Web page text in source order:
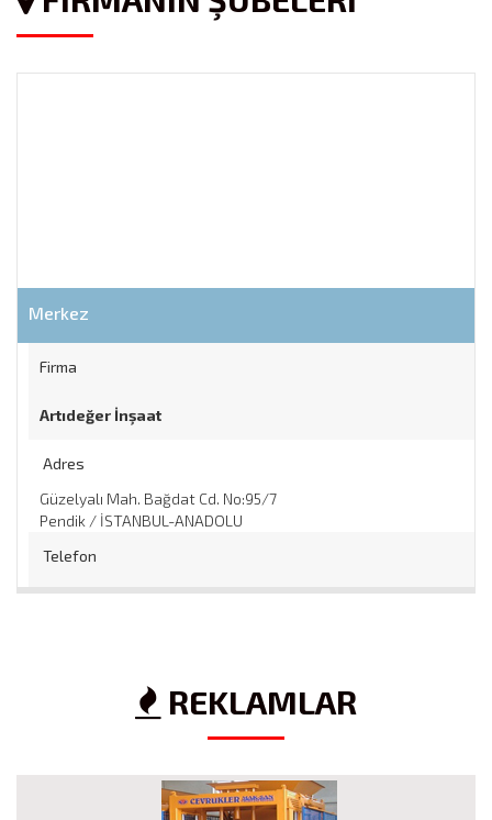
Merkez
Firma
Artıdeğer İnşaat
Adres
Güzelyalı Mah. Bağdat Cd. No:95/7
Pendik / İSTANBUL-ANADOLU
Telefon
https://artidegerinsaat.comREKLAMLAR